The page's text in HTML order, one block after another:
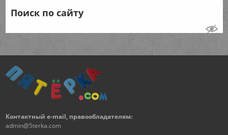
Поиск по сайту
Контактный e-mail, правообладателям:
admin@5terka.com